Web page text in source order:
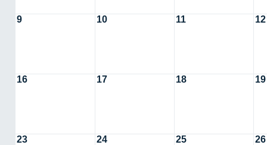
9 10 11 12
16 17 18 19
23 24 25 26